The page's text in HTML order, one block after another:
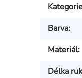
Kategorie
Barva:
Materiál:
Délka